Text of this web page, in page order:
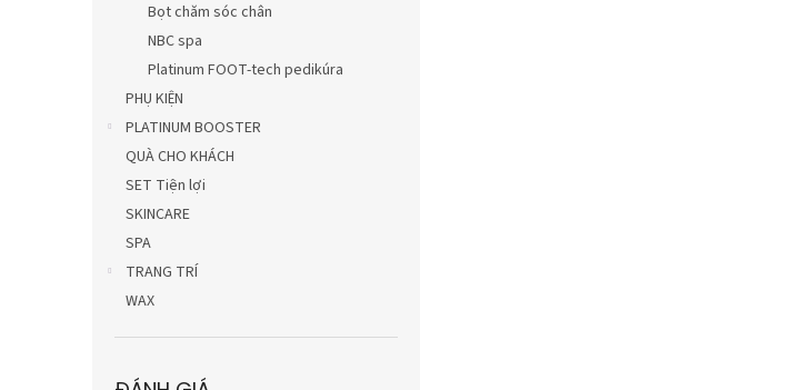
Bọt chăm sóc chân
NBC spa
Platinum FOOT-tech pedikúra
PHỤ KIỆN
PLATINUM BOOSTER
QUÀ CHO KHÁCH
SET Tiện lợi
SKINCARE
SPA
TRANG TRÍ
WAX